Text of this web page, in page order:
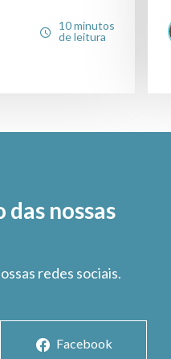
10 minutos
de leitura
nossas
redes sociais.
Facebook